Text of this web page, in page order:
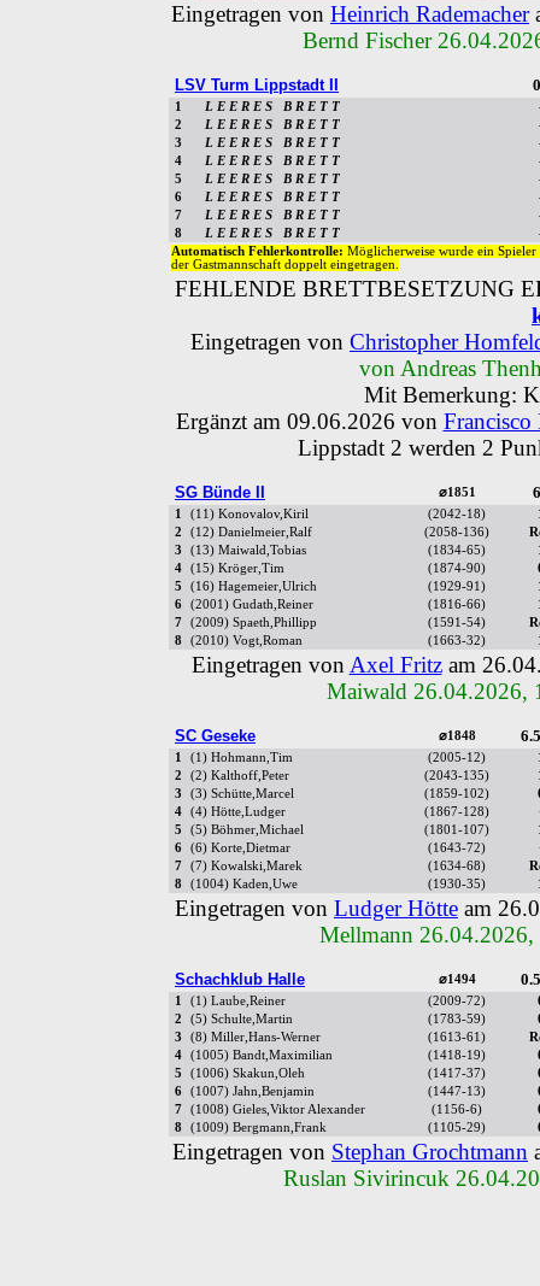
Eingetragen von Heinrich Rademacher
Bernd Fischer
LSV Turm Lippstadt II
1 L E E R E S B R E T T
2
L E E R E S B R E T T
3
L E E R E S B R E T T
4
L E E R E S B R E T T
5
L E E R E S B R E T T
6
L E E R E S B R E T T
7
L E E R E S B R E T T
8
L E E R E S B R E T T
Automatisch Fehlerkontrolle: Möglicherweise wurde ein
der Gastmannschaft doppelt eingetragen.
FEHLENDE BRETTBESETZUNG
Eingetragen von Christopher
von Andreas
Mit Bemerkung:
Ergänzt am 09.06.2026 von Francisco
Lippstadt 2 werden 2
SG Bünde II ⌀1851
1 (11) Konovalov,Kiril (2042-18)
2
(12) Danielmeier,Ralf (2058-136)
3
(13) Maiwald,Tobias (1834-65)
4
(15) Kröger,Tim (1874-90)
5
(16) Hagemeier,Ulrich (1929-91)
6
(2001) Gudath,Reiner (1816-66)
7
(2009) Spaeth,Phillipp (1591-54)
8
(2010) Vogt,Roman (1663-32)
Eingetragen von Axel Fritzam
Maiwald 26.04.2026,
SC Geseke ⌀1848
1 (1) Hohmann,Tim (2005-12)
2
(2) Kalthoff,Peter (2043-135)
3
(3) Schütte,Marcel (1859-102)
4
(4) Hötte,Ludger (1867-128)
5
(5) Böhmer,Michael (1801-107)
6
(6) Korte,Dietmar (1643-72)
7
(7) Kowalski,Marek (1634-68)
8
(1004) Kaden,Uwe (1930-35)
Eingetragen von Ludger Hötte am
Mellmann
Schachklub Halle ⌀1494
1 (1) Laube,Reiner (2009-72)
2
(5) Schulte,Martin (1783-59)
3
(8) Miller,Hans-Werner (1613-61)
4
(1005) Bandt,Maximilian (1418-19)
5
(1006) Skakun,Oleh (1417-37)
6
(1007) Jahn,Benjamin (1447-13)
7
(1008) Gieles,Viktor Alexander (1156-6)
8
(1009) Bergmann,Frank (1105-29)
Eingetragen von Stephan Grochtmann
Ruslan Sivirincuk